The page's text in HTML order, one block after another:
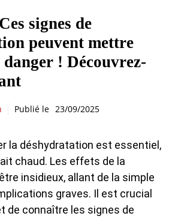
signes de
peuvent mettre
! Découvrez-
Publié le 23/09/2025
la déshydratation est essentiel,
chaud. Les effets de la
insidieux, allant de la simple
graves. Il est crucial
de connaître les signes de